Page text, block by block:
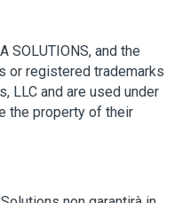
SOLUTIONS, and the
or registered trademarks
LLC and are used under
the property of their